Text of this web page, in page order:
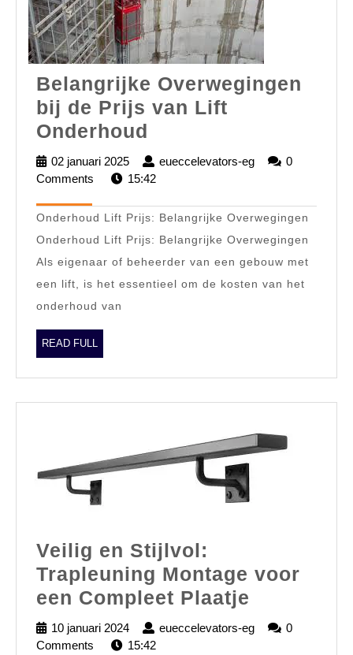
Belangrijke Overwegingen
bij de Prijs van Lift
Onderhoud
Overwegingen
bij
de
Prijs
van
Lift
Onderhoud
02 januari 2025
02
januari
eueccelevators-eg
eueccelevators-
0
Comments
15:42
Onderhoud Lift Prijs: Belangrijke Overwegingen
Onderhoud Lift Prijs: Belangrijke Overwegingen
Als eigenaar of beheerder van een gebouw met
een lift, is het essentieel om de kosten van het
onderhoud van
READ FULL
FULL
Veilig en Stijlvol:
Trapleuning Montage voor
een Compleet Plaatje
en
10 januari 2024
10
januari
eueccelevators-eg
eueccelevators-
0
Comments
15:42